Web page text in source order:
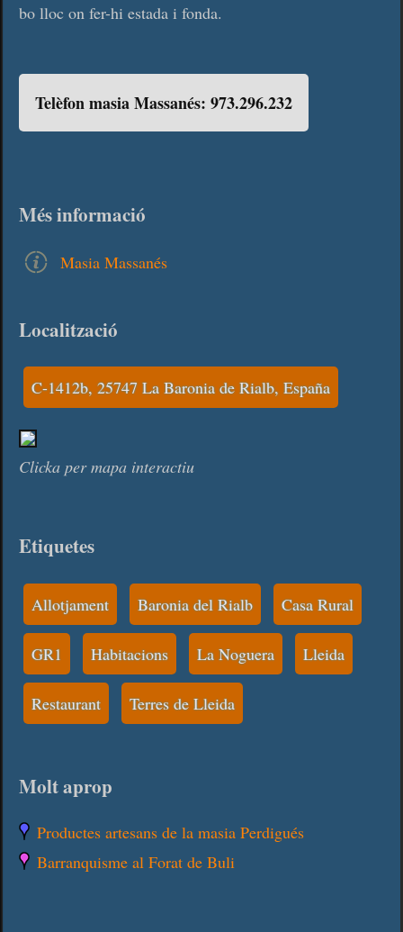
bo lloc on fer-hi estada i fonda.
Telèfon masia Massanés: 973.296.232
Més informació
Masia Massanés
Localització
C-1412b, 25747 La Baronia de Rialb, España
Clicka per mapa interactiu
Etiquetes
Allotjament Baronia del Rialb Casa Rural
GR1 Habitacions La Noguera Lleida
Restaurant Terres de Lleida
Molt aprop
Productes artesans de la masia Perdigués
Barranquisme al Forat de Buli